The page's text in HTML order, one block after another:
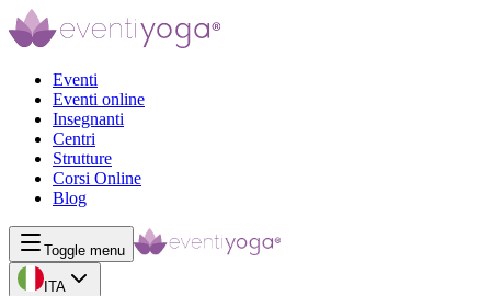
Eventi
Eventi online
Insegnanti
Centri
Strutture
Corsi Online
Blog
Toggle menu
ITA